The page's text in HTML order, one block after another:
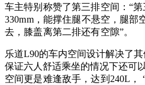
车主特别称赞了第三排空间：“第
330mm，能撑住腿不悬空，腿部
去，膝盖离第二排还有空隙”。
乐道L90的车内空间设计解决了
保证六人舒适乘坐的情况下还可
空间更是难逢敌手，达到240L，